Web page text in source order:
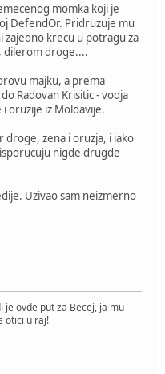
momka koji je
DefendOr. Pridruzuje mu
krecu u potragu za
dilerom droge....
majku, a prema
Radovan Krisitic - vodja
oruzije iz Moldavije.
droge, zena i oruzja, i iako
nigde drugde
Uzivao sam neizmerno
je ovde put za Becej, ja mu
otici u raj!